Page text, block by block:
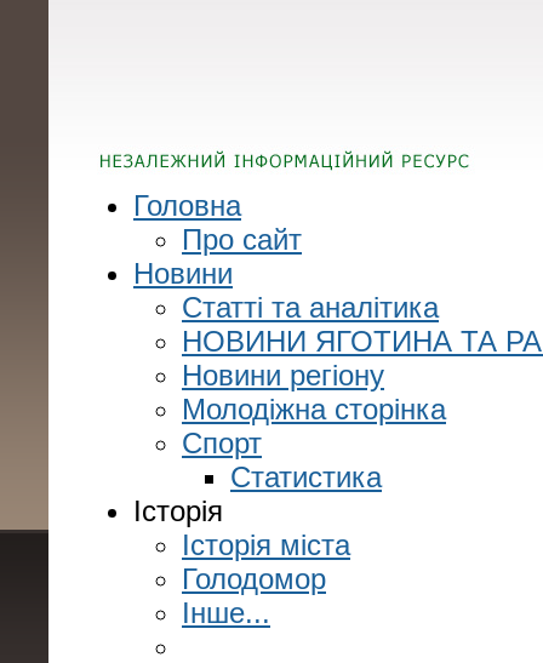
Головна
Про сайт
Новини
Статті та аналітика
НОВИНИ ЯГОТИНА ТА
Новини регіону
Молодіжна сторінка
Спорт
Статистика
Історія
Історія міста
Голодомор
Інше...